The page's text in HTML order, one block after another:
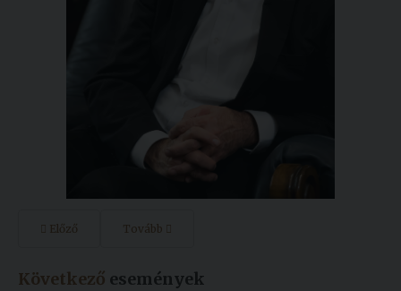
Előző Tovább
Következő események